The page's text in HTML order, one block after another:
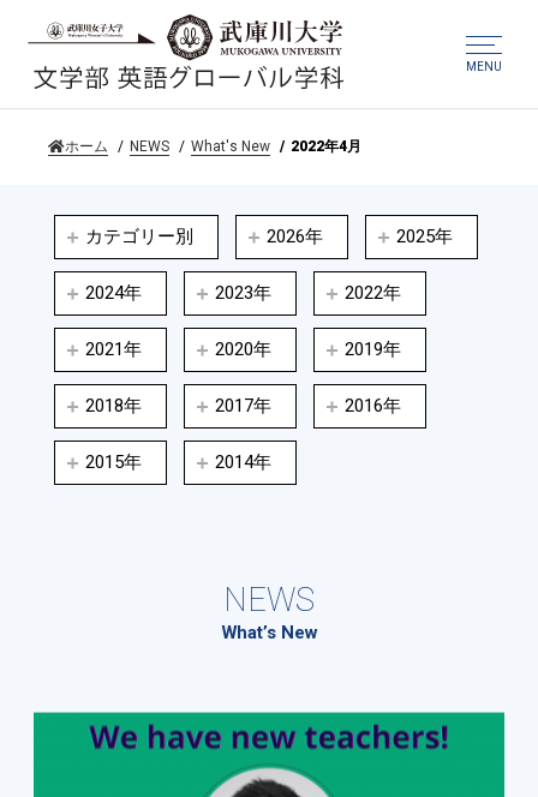
MENU
ホーム NEWS What's New 2022年4月
カテゴリー別 2026年 2025年
2024年 2023年 2022年
2021年 2020年 2019年
2018年 2017年 2016年
2015年 2014年
NEWS
What’s New